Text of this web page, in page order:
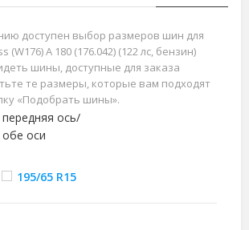
доступен выбор размеров шин для
(W176) A 180 (176.042) (122 лс, бензин)
шины, доступные для заказа
те размеры, которые вам подходят
«Подобрать шины».
передняя ось/
обе оси
195/65 R15